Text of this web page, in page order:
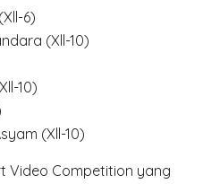
6)
(Xll-10)
10)
(Xll-10)
Video Competition yang